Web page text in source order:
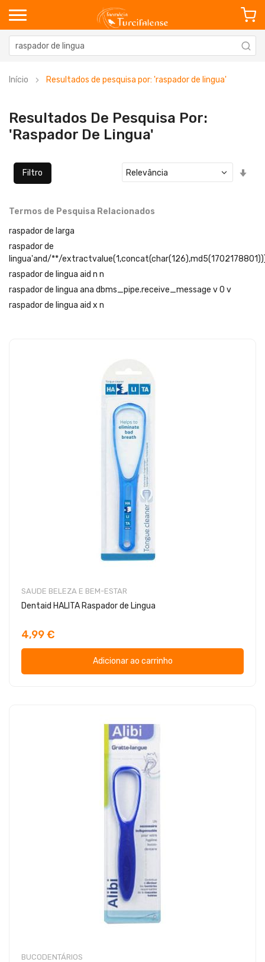
Início Resultados de pesquisa por: 'raspador de lingua'
Resultados De Pesquisa Por:
'raspador De Lingua'
Filtro
Termos de Pesquisa Relacionados
raspador de larga
raspador de
lingua'and/**/
raspador de lingua aid n n
raspador de lingua ana dbms_pipe.receive_message v 0 v
raspador de lingua aid x n
SAUDE BELEZA E BEM-ESTAR
Dentaid HALITA Raspador de Lingua
4,99 €
Adicionar ao carrinho
BUCODENTÁRIOS